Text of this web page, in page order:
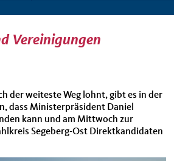
Vereinigungen
der weiteste Weg lohnt, gibt es in der
dass Ministerpräsident Daniel
kann und am Mittwoch zur
Segeberg-Ost Direktkandidaten